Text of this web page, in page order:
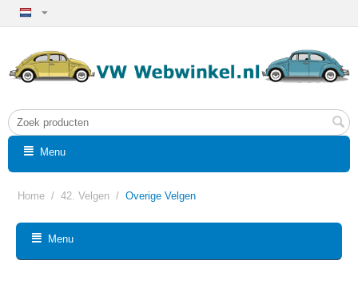
Menu
Home / 42. Velgen / Overige Velgen
Menu